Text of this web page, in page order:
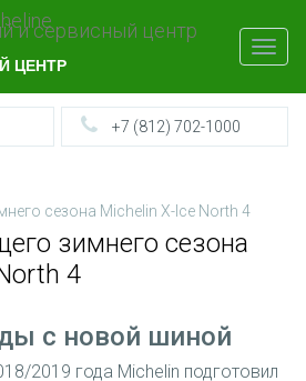
ЦЕНТР
+7 (812) 702-1000
сезона Michelin X-Ice North 4
зимнего сезона
4
с новой шиной
2019 года Michelin подготовил